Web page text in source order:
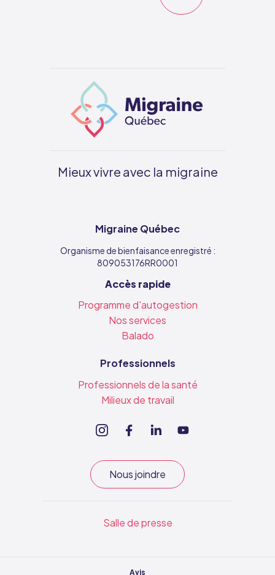
Mieux vivre avec la migraine
Migraine Québec
Organisme de bienfaisance enregistré :
809053176RR0001
Accès rapide
Programme d'autogestion
Nos services
Balado
Professionnels
Professionnels de la santé
Milieux de travail
Nous joindre
Salle de presse
Avis